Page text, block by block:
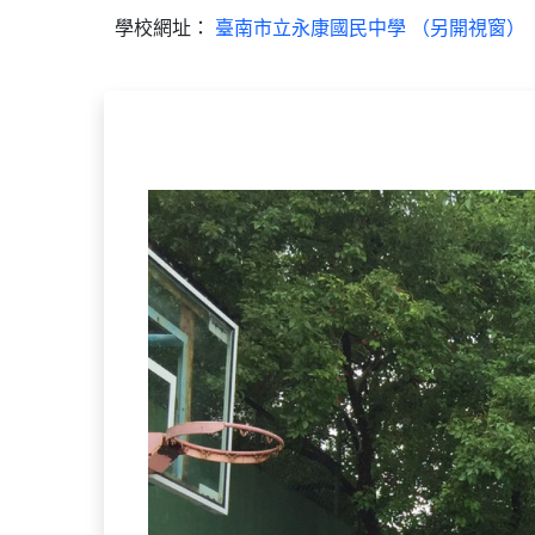
學校網址： 臺南市立永康國民中學 （另開視窗）